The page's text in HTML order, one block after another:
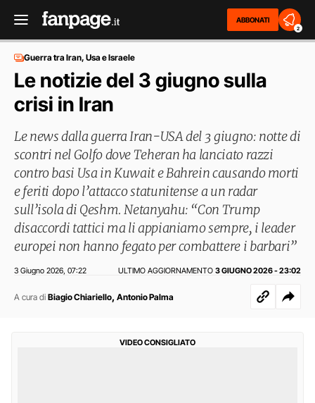
ABBONATI
2
Guerra tra Iran, Usa e Israele
Le notizie del 3 giugno sulla
crisi in Iran
Le news dalla guerra Iran-USA del 3 giugno: notte di
scontri nel Golfo dove Teheran ha lanciato razzi
contro basi Usa in Kuwait e Bahrein causando morti
e feriti dopo l’attacco statunitense a un radar
sull’isola di Qeshm. Netanyahu: “Con Trump
disaccordi tattici ma li appianiamo sempre, i leader
europei non hanno fegato per combattere i barbari”
3 Giugno 2026 07:22 ULTIMO AGGIORNAMENTO 3 GIUGNO 2026 - 23:02
A cura di Biagio Chiariello, Antonio Palma
VIDEO CONSIGLIATO